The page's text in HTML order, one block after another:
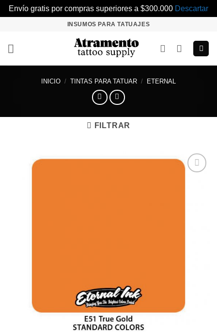
Envío gratis por compras superiores a $300.000 Descartar
contenido
INSUMOS PARA TATUAJES
INICIO / TINTAS PARA TATUAR / ETERNAL
FILTRAR